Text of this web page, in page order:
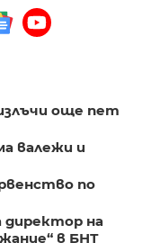
още пет
валежи и
по
директор на
в БНТ